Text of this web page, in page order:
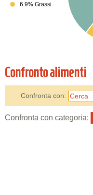
6.9% Grassi
Confronto alimenti
Confronta con:
Confronta con categoria: